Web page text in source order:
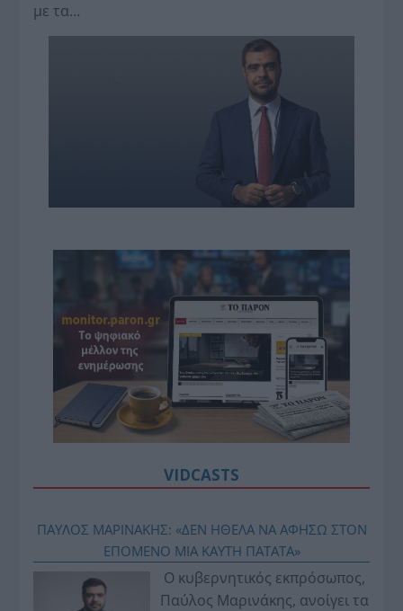
με τα…
VIDCASTS
ΠΑΥΛΟΣ ΜΑΡΙΝΑΚΗΣ: «ΔΕΝ ΗΘΕΛΑ ΝΑ ΑΦΗΣΩ ΣΤΟΝ
ΕΠΟΜΕΝΟ ΜΙΑ ΚΑΥΤΗ ΠΑΤΑΤΑ»
Ο κυβερνητικός εκπρόσωπος,
Παύλος Μαρινάκης, ανοίγει τα